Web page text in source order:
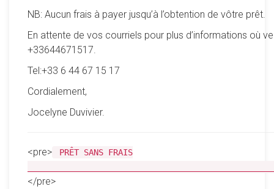
NB: Aucun frais à payer jusqu’à l’obtention de vôtre prêt.
En attente de vos courriels pour plus d’informations où
+33644671517.
Tel:+33 6 44 67 15 17
Cordialement,
Jocelyne Duvivier.
<pre>
PRÊT SANS FRAIS
</pre>